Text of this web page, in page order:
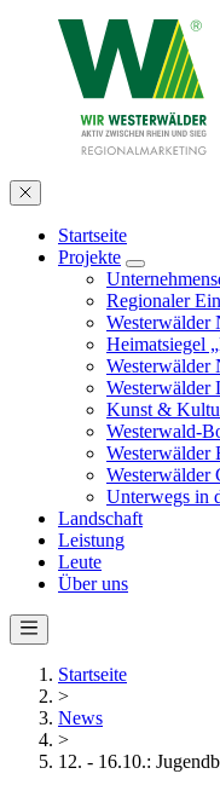
Startseite
Projekte
Regionaler
Westerwälder
Heimatsiegel
Westerwälder
Westerwälder
Kunst &
Westerwald-
Westerwälder
Westerwälder
Unterwegs in
Landschaft
Leistung
Leute
Über uns
Startseite
>
News
>
12. - 16.10.: